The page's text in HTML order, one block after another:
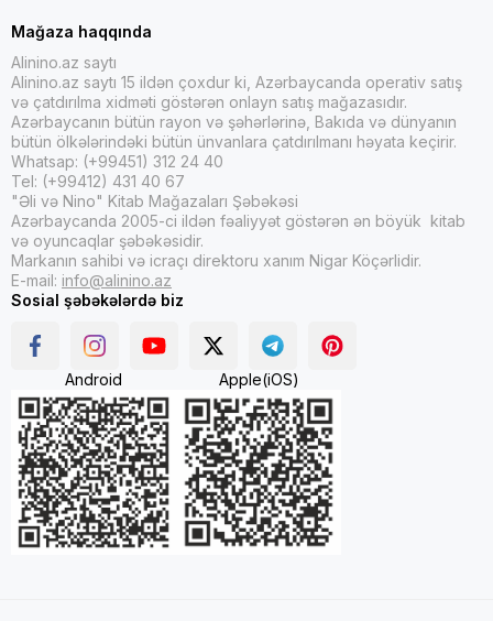
Mağaza haqqında
Alinino.az saytı
Alinino.az saytı 15 ildən çoxdur ki, Azərbaycanda operativ satış
və çatdırılma xidməti göstərən onlayn satış mağazasıdır.
Azərbaycanın bütün rayon və şəhərlərinə, Bakıda və dünyanın
bütün ölkələrindəki bütün ünvanlara çatdırılmanı həyata keçirir.
Whatsap: (+99451) 312 24 40
Tel: (+99412) 431 40 67
"Əli və Nino" Kitab Mağazaları Şəbəkəsi
Azərbaycanda 2005-ci ildən fəaliyyət göstərən ən böyük kitab
və oyuncaqlar şəbəkəsidir.
Markanın sahibi və icraçı direktoru xanım Nigar Köçərlidir.
E-mail: info@alinino.az
Sosial şəbəkələrdə biz
Android Apple(iOS)